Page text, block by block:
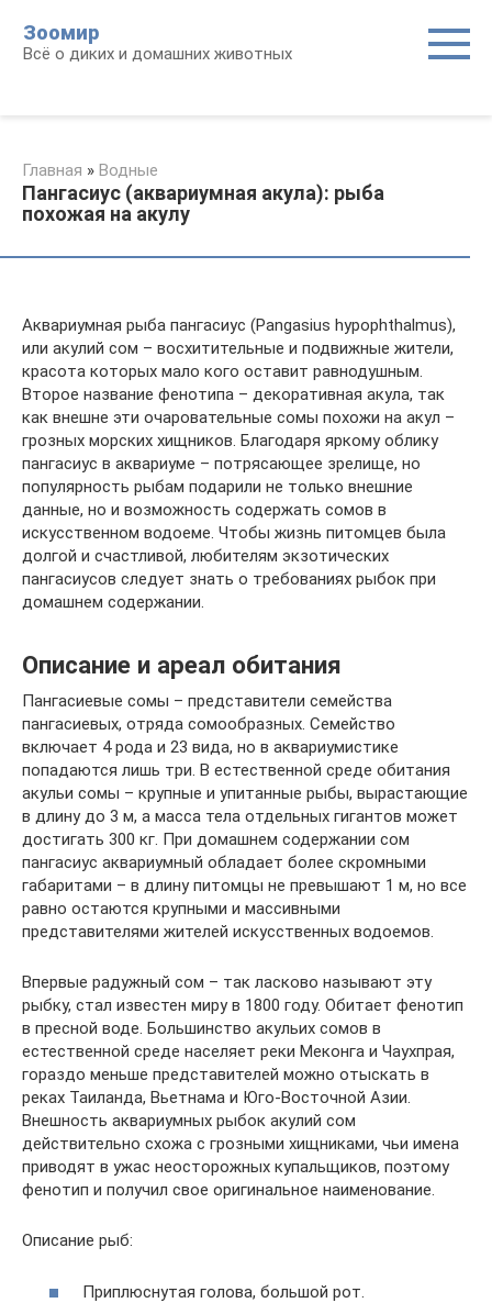
контенту
Зоомир
Всё о диких и домашних животных
Главная » Водные
Пангасиус (аквариумная акула): рыба
похожая на акулу
Аквариумная рыба пангасиус (Pangasius hypophthalmus),
или акулий сом – восхитительные и подвижные жители,
красота которых мало кого оставит равнодушным.
Второе название фенотипа – декоративная акула, так
как внешне эти очаровательные сомы похожи на акул –
грозных морских хищников. Благодаря яркому облику
пангасиус в аквариуме – потрясающее зрелище, но
популярность рыбам подарили не только внешние
данные, но и возможность содержать сомов в
искусственном водоеме. Чтобы жизнь питомцев была
долгой и счастливой, любителям экзотических
пангасиусов следует знать о требованиях рыбок при
домашнем содержании.
Описание и ареал обитания
Пангасиевые сомы – представители семейства
пангасиевых, отряда сомообразных. Семейство
включает 4 рода и 23 вида, но в аквариумистике
попадаются лишь три. В естественной среде обитания
акульи сомы – крупные и упитанные рыбы, вырастающие
в длину до 3 м, а масса тела отдельных гигантов может
достигать 300 кг. При домашнем содержании сом
пангасиус аквариумный обладает более скромными
габаритами – в длину питомцы не превышают 1 м, но все
равно остаются крупными и массивными
представителями жителей искусственных водоемов.
Впервые радужный сом – так ласково называют эту
рыбку, стал известен миру в 1800 году. Обитает фенотип
в пресной воде. Большинство акульих сомов в
естественной среде населяет реки Меконга и Чаухпрая,
гораздо меньше представителей можно отыскать в
реках Таиланда, Вьетнама и Юго-Восточной Азии.
Внешность аквариумных рыбок акулий сом
действительно схожа с грозными хищниками, чьи имена
приводят в ужас неосторожных купальщиков, поэтому
фенотип и получил свое оригинальное наименование.
Описание рыб:
Приплюснутая голова, большой рот.